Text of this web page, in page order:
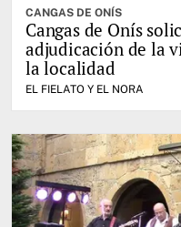
CANGAS DE ONÍS
Cangas de Onís
adjudicación de la
la localidad
EL FIELATO Y EL NORA